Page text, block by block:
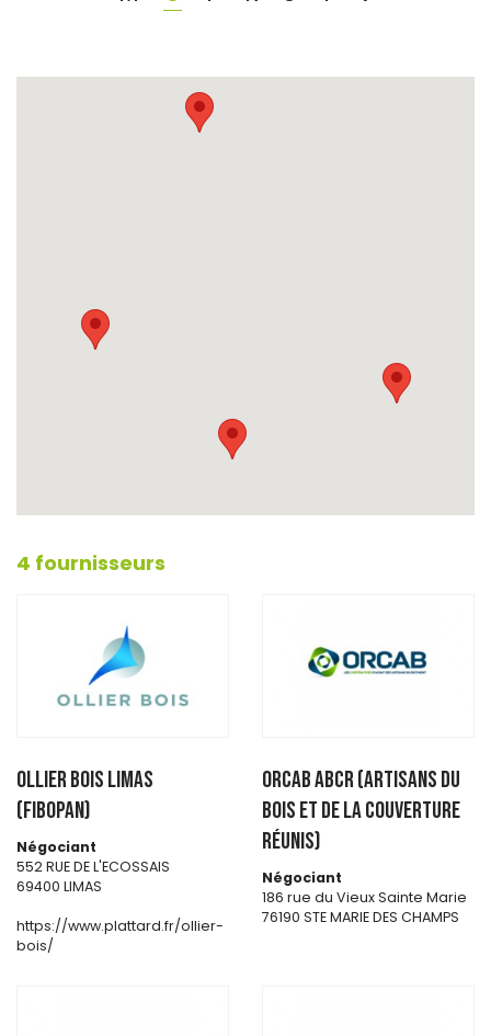
4 fournisseurs
OLLIER BOIS LIMAS
(FIBOPAN)
Négociant
552 RUE DE L'ECOSSAIS
69400 LIMAS
https://www.plattard.fr/ollier-
bois/
ORCAB ABCR (Artisans du
Bois et de la Couverture
Réunis)
Négociant
186 rue du Vieux Sainte Marie
76190 STE MARIE DES CHAMPS